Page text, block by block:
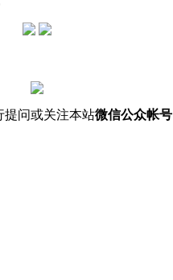
提问或关注本站微信公众帐号